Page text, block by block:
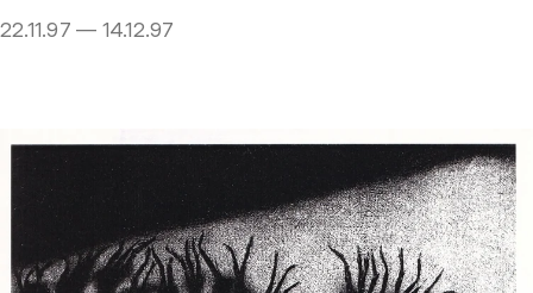
22.11.97 — 14.12.97